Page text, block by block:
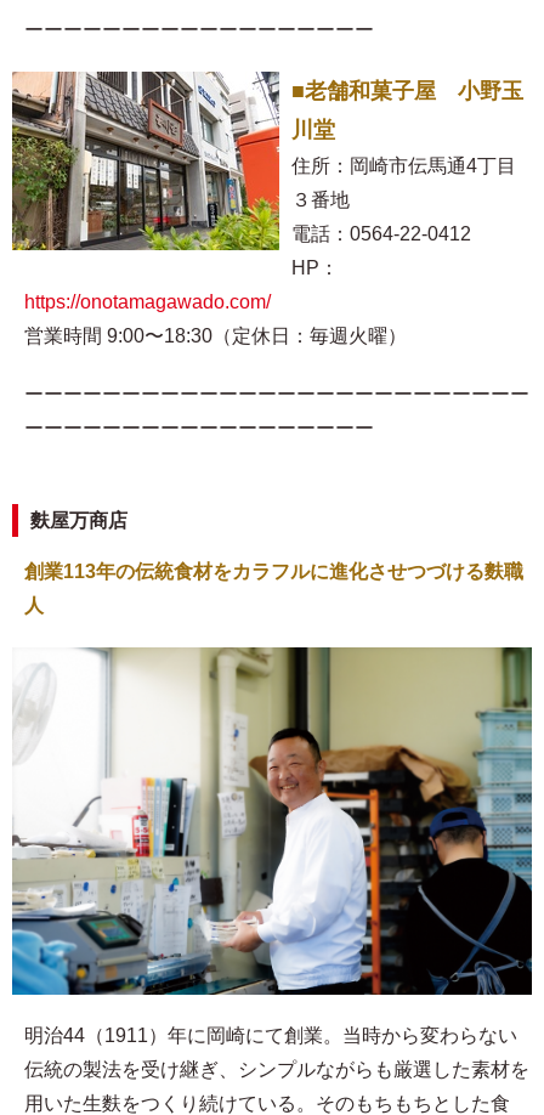
ーーーーーーーーーーーーーーーーーー
■老舗和菓子屋 小野玉
川堂
住所：岡崎市伝馬通4丁目
３番地
電話：0564-22-0412
HP：
https://onotamagawado.com/
営業時間 9:00〜18:30（定休日：毎週火曜）
ーーーーーーーーーーーーーーーーーーーーーーーーーー
ーーーーーーーーーーーーーーーーーー
麩屋万商店
創業113年の伝統食材をカラフルに進化させつづける麩職
人
明治44（1911）年に岡崎にて創業。当時から変わらない
伝統の製法を受け継ぎ、シンプルながらも厳選した素材を
用いた生麩をつくり続けている。そのもちもちとした食